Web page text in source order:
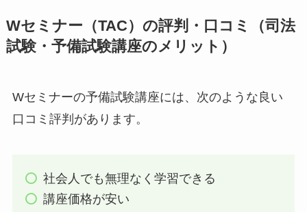
Wセミナー（TAC）の評判・口コミ（司法
試験・予備試験講座のメリット）
Wセミナーの予備試験講座には、次のような良い
口コミ評判があります。
社会人でも無理なく学習できる
講座価格が安い